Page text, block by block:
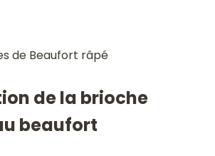
de Beaufort râpé
de la brioche
beaufort